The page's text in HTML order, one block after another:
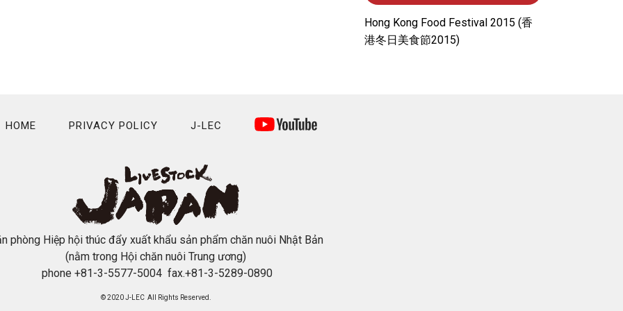
Hong Kong Food Festival 2015 (⾹
港冬⽇美⾷節2015)
HOME PRIVACY POLICY J-LEC
phòng Hiệp hội thúc đẩy xuất khẩu sản phẩm chăn nuôi Nhật Bản
(nằm trong Hội chăn nuôi Trung ương)
phone +81-3-5577-5004 fax.+81-3-5289-0890
© 2020 J-LEC All Rights Reserved.